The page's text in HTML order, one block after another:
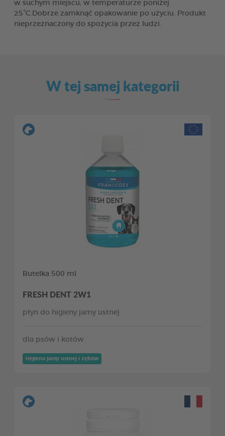
w suchym miejscu, w temperaturze poniżej
25°C.Dobrze zamknąć opakowanie po użyciu. Produkt
nieprzeznaczony do spożycia przez ludzi.
W tej samej kategorii
Butelka 500 ml
FRESH DENT 2W1
płyn do higieny jamy ustnej
dla psów i kotów
Higiena jamy ustnej i zębów